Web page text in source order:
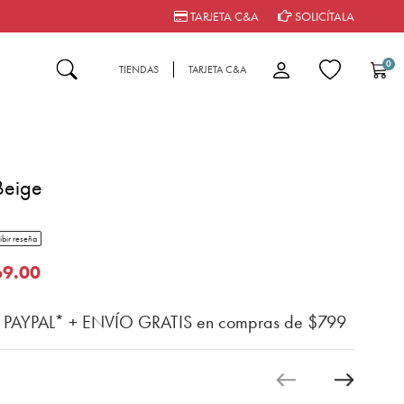
TARJETA C&A SOLICÍTALA
TIENDAS TARJETA C&A 0
del cliente
rating
reseña
de
+ ENVÍO GRATIS en compras de $799